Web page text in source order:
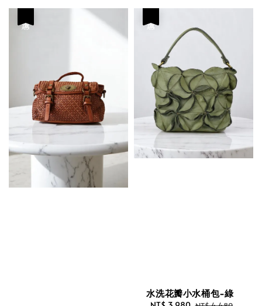
水洗花瓣小水桶包-綠